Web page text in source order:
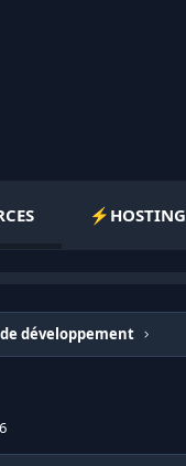
⚡️HOSTING
développement